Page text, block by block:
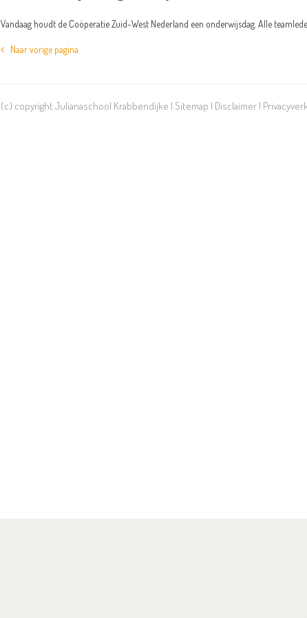
Vandaag houdt de Coöperatie Zuid-West Nederland een onderwijsdag. Alle
Naar vorige pagina
(c) copyright Julianaschool Krabbendijke | Sitemap | Disclaimer |